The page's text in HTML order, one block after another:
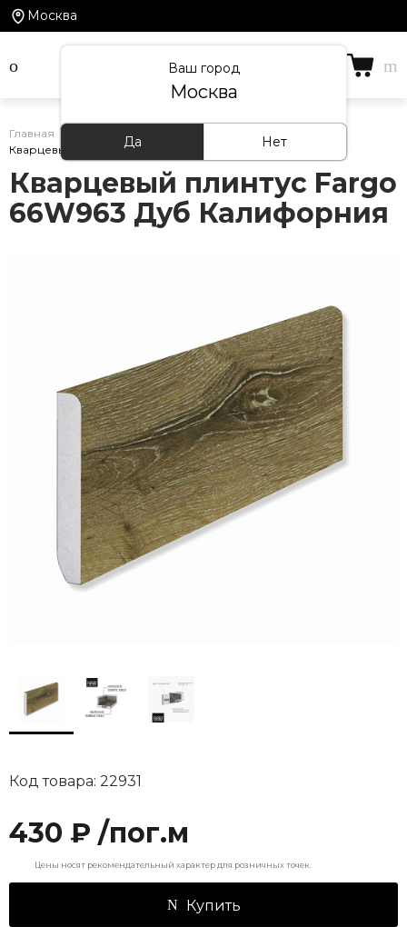
Москва
Ваш город
Москва
Да Нет
Главная Каталог товаров Кварцевый плинтус
Кварцевый плинтус Fargo 66W963 Дуб Калифорния
Кварцевый плинтус Fargo
66W963 Дуб Калифорния
Код товара: 22931
430 ₽ /пог.м
Цены носят рекомендательный характер для розничных точек.
Купить